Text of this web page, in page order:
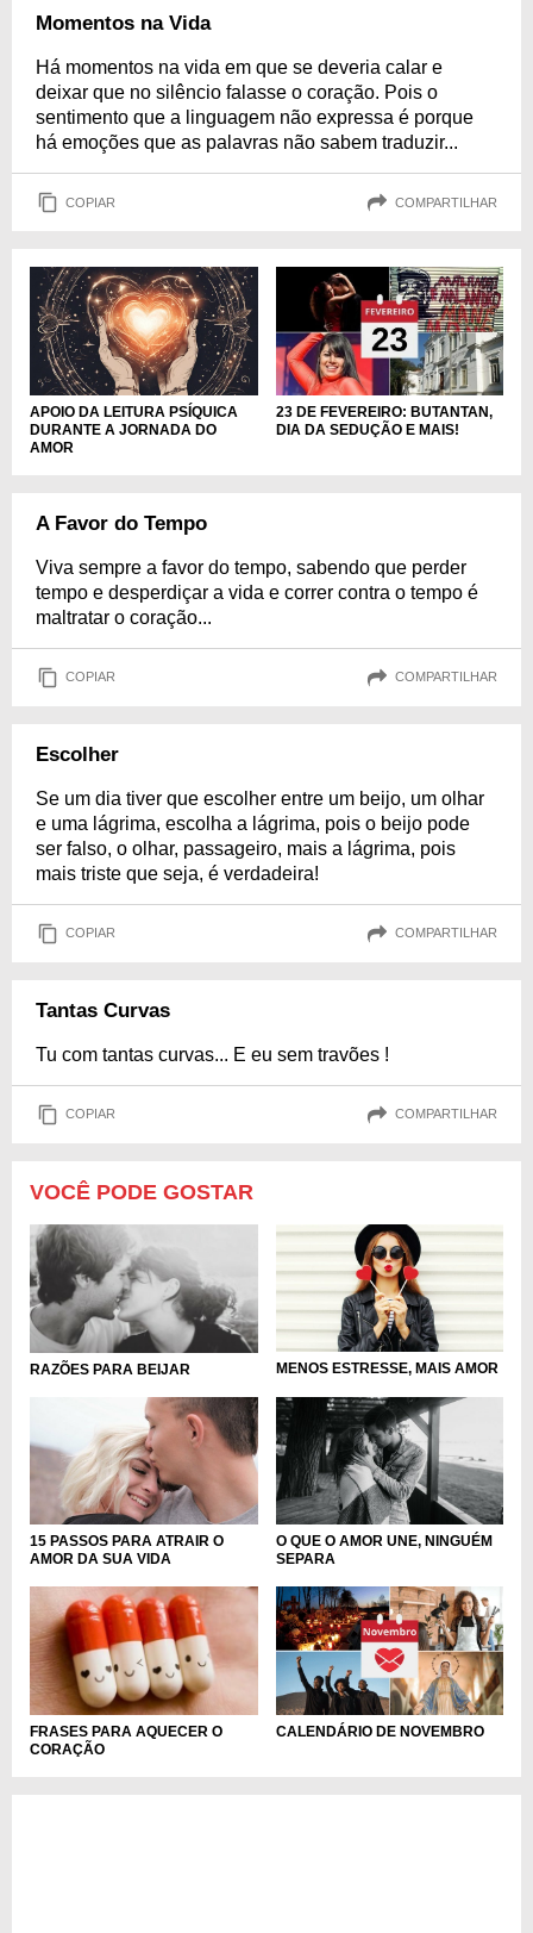
Momentos na Vida
Há momentos na vida em que se deveria calar e
deixar que no silêncio falasse o coração. Pois o
sentimento que a linguagem não expressa é porque
há emoções que as palavras não sabem traduzir...
COPIAR COMPARTILHAR
APOIO DA LEITURA PSÍQUICA
DURANTE A JORNADA DO
AMOR
23 DE FEVEREIRO: BUTANTAN,
DIA DA SEDUÇÃO E MAIS!
A Favor do Tempo
Viva sempre a favor do tempo, sabendo que perder
tempo e desperdiçar a vida e correr contra o tempo é
maltratar o coração...
COPIAR COMPARTILHAR
Escolher
Se um dia tiver que escolher entre um beijo, um olhar
e uma lágrima, escolha a lágrima, pois o beijo pode
ser falso, o olhar, passageiro, mais a lágrima, pois
mais triste que seja, é verdadeira!
COPIAR COMPARTILHAR
Tantas Curvas
Tu com tantas curvas... E eu sem travões !
COPIAR COMPARTILHAR
VOCÊ PODE GOSTAR
RAZÕES PARA BEIJAR MENOS ESTRESSE, MAIS AMOR
15 PASSOS PARA ATRAIR O
AMOR DA SUA VIDA
O QUE O AMOR UNE, NINGUÉM
SEPARA
FRASES PARA AQUECER O
CORAÇÃO
CALENDÁRIO DE NOVEMBRO